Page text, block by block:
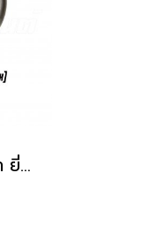
จานคลัท Smash 4 ขา ยี่ห้อ Suzuki